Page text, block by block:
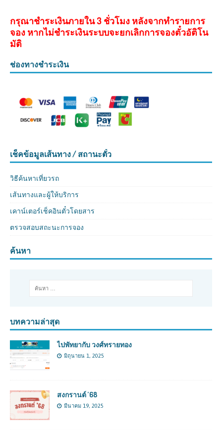
กรุณาชำระเงินภายใน 3 ชั่วโมง หลังจากทำรายการ
จอง หากไม่ชำระเงินระบบจะยกเลิกการจองตั๋วอัติโน
มัติ
ช่องทางชำระเงิน
เช็คข้อมูลเส้นทาง / สถานะตั๋ว
วิธีค้นหาเที่ยวรถ
เส้นทางและผู้ให้บริการ
เคาน์เตอร์เช็คอินตั๋วโดยสาร
ตรวจสอบสถะนะการจอง
ค้นหา
บทความล่าสุด
ไปพัทยากับ วงศ์ทรายทอง
มิถุนายน 1, 2025
สงกรานต์ ’68
มีนาคม 19, 2025